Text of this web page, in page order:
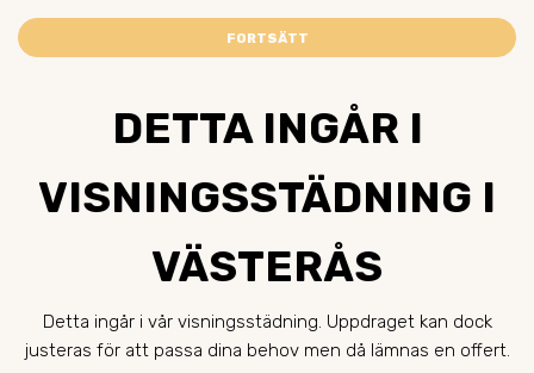
FORTSÄTT
DETTA INGÅR I
VISNINGSSTÄDNING I
VÄSTERÅS
Detta ingår i vår visningsstädning. Uppdraget kan dock
justeras för att passa dina behov men då lämnas en offert.